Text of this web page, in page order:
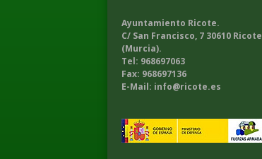
Ayuntamiento Ricote.
C/ San Francisco, 7 30610 Ricote
(Murcia).
Tel: 968697063
Fax: 968697136
E-Mail: info@ricote.es